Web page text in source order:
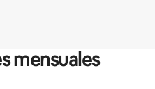
mensuales